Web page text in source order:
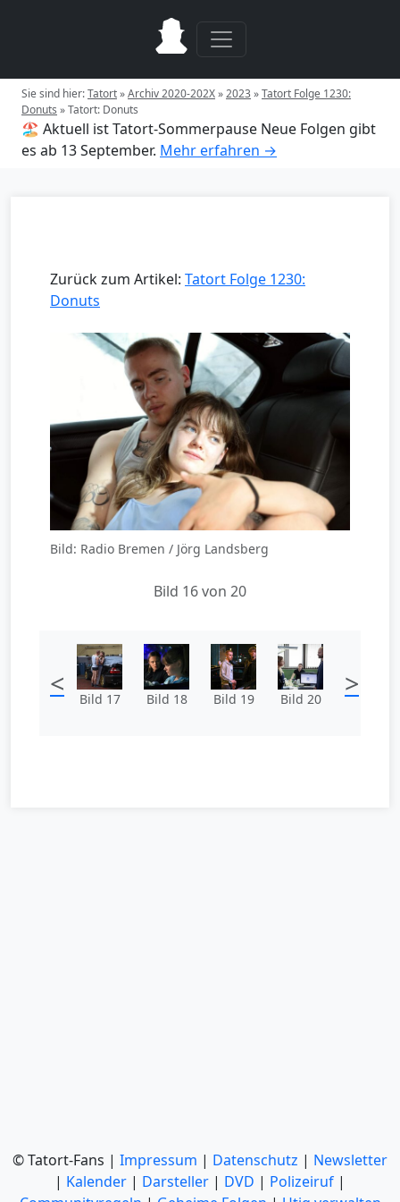
Sie sind hier:Tatort»Archiv 2020-202X»2023»Tatort Folge 1230:
Donuts »Tatort: Donuts
🏖️ Aktuell ist Tatort-Sommerpause Neue Folgen gibt
es ab 13 September. Mehr erfahren →
Zurück zum Artikel: Tatort Folge 1230:
Donuts
Bild: Radio Bremen / Jörg Landsberg
Bild 16 von 20
< Bild 17 Bild 18 Bild 19 Bild 20 >
© Tatort-Fans | Impressum | Datenschutz | Newsletter
| Kalender | Darsteller | DVD | Polizeiruf |